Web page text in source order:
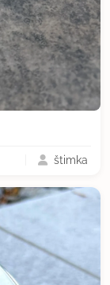
štimka